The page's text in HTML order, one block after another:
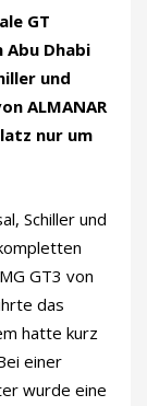
GT
Abu Dhabi
und
ALMANAR
nur um
Schiller und
GT3 von
das
hatte kurz
einer
wurde eine